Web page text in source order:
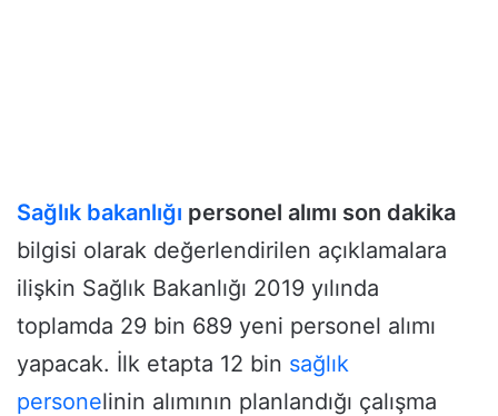
Sağlık bakanlığı personel alımı son dakika
bilgisi olarak değerlendirilen açıklamalara
ilişkin Sağlık Bakanlığı 2019 yılında
toplamda 29 bin 689 yeni personel alımı
yapacak. İlk etapta 12 bin sağlık
personelinin alımının planlandığı çalışma